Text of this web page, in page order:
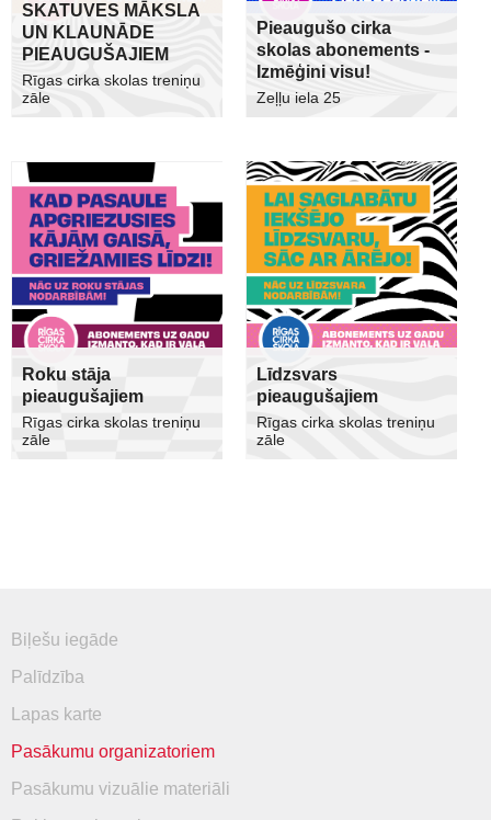
SKATUVES MĀKSLA
UN KLAUNĀDE
PIEAUGUŠAJIEM
Rīgas cirka skolas treniņu
zāle
Pieaugušo cirka
skolas abonements -
Izmēģini visu!
Zeļļu iela 25
Roku stāja
pieaugušajiem
Rīgas cirka skolas treniņu
zāle
Līdzsvars
pieaugušajiem
Rīgas cirka skolas treniņu
zāle
Biļešu iegāde
Palīdzība
Lapas karte
Pasākumu organizatoriem
Pasākumu vizuālie materiāli